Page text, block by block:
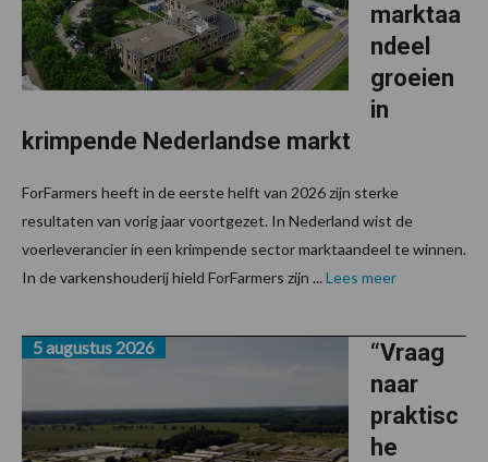
marktaa
ndeel
groeien
in
krimpende Nederlandse markt
ForFarmers heeft in de eerste helft van 2026 zijn sterke
resultaten van vorig jaar voortgezet. In Nederland wist de
voerleverancier in een krimpende sector marktaandeel te winnen.
In de varkenshouderij hield ForFarmers zijn ... Lees meer
“Vraag
naar
praktisc
he
5 augustus 2026